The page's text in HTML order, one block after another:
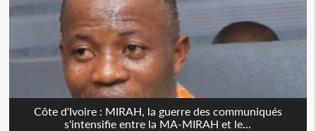
Côte d'Ivoire : MIRAH, la guerre des communiqués
s'intensifie entre la MA-MIRAH et le...